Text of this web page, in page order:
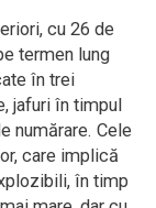
cu 26 de
termen lung
în trei
jafuri în timpul
numărare. Cele
care implică
în timp